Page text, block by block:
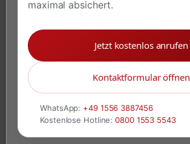
maximal absichert.
Jetzt kostenlos anrufen
Kontaktformular öffnen
WhatsApp: +49 1556 3887456
Kostenlose Hotline:0800 1553 5543